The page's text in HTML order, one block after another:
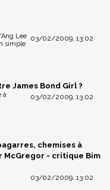
03/02/2009, 13:02
Lee
simple
James Bond Girl ?
03/02/2009, 13:02
à
chemises à
McGregor - critique Bim
03/02/2009, 13:02